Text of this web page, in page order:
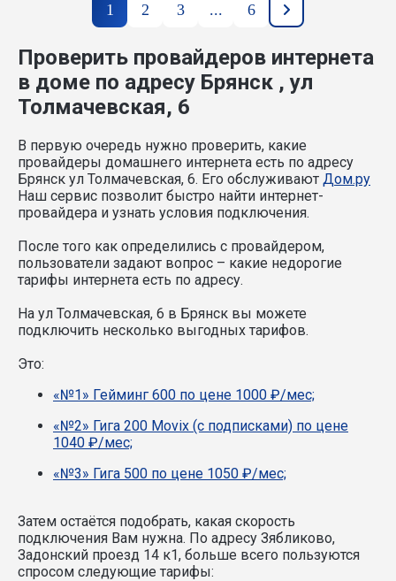
1 2 3 ... 6
Проверить провайдеров интернета
в доме по адресу Брянск , ул
Толмачевская, 6
В первую очередь нужно проверить, какие
провайдеры домашнего интернета есть по адресу
Брянск ул Толмачевская, 6. Его обслуживают Дом.ру
Наш сервис позволит быстро найти интернет-
провайдера и узнать условия подключения.
После того как определились с провайдером,
пользователи задают вопрос – какие недорогие
тарифы интернета есть по адресу.
На ул Толмачевская, 6 в Брянск вы можете
подключить несколько выгодных тарифов.
Это:
«№1» Гейминг 600 по цене 1000 ₽/мес;
«№2» Гига 200 Movix (с подписками) по цене
1040 ₽/мес;
«№3» Гига 500 по цене 1050 ₽/мес;
Затем остаётся подобрать, какая скорость
подключения Вам нужна. По адресу Зябликово,
Задонский проезд 14 к1, больше всего пользуются
спросом следующие тарифы: